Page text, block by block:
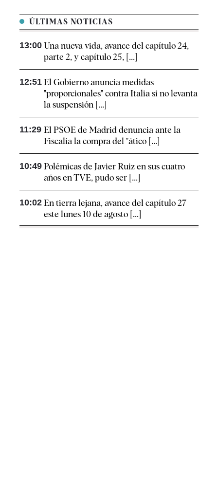
ÚLTIMAS NOTICIAS
13:00 Una nueva vida, avance del capítulo 24,
parte 2, y capítulo 25, [...]
12:51 El Gobierno anuncia medidas
"proporcionales" contra Italia si no levanta
la suspensión [...]
11:29 El PSOE de Madrid denuncia ante la
Fiscalía la compra del "ático [...]
10:49 Polémicas de Javier Ruiz en sus cuatro
años en TVE, pudo ser [...]
10:02 En tierra lejana, avance del capítulo 27
este lunes 10 de agosto [...]